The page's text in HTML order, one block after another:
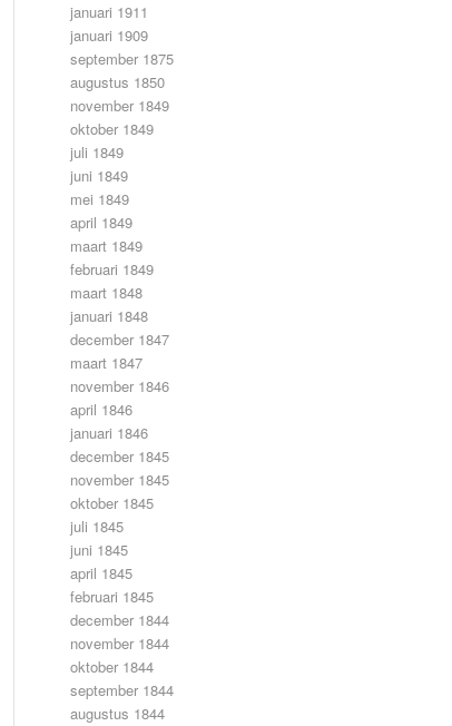
januari 1911
januari 1909
september 1875
augustus 1850
november 1849
oktober 1849
juli 1849
juni 1849
mei 1849
april 1849
maart 1849
februari 1849
maart 1848
januari 1848
december 1847
maart 1847
november 1846
april 1846
januari 1846
december 1845
november 1845
oktober 1845
juli 1845
juni 1845
april 1845
februari 1845
december 1844
november 1844
oktober 1844
september 1844
augustus 1844